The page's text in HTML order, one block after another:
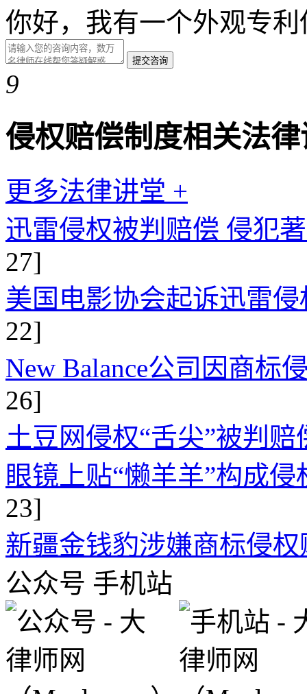
你好，我有一个外观专
提交咨询
9
侵权赔偿制度相关法
更多法律讲堂 +
迅雷侵权被判赔偿 侵犯
27]
美国电影协会起诉迅雷
22]
New Balance公司因商标
26]
土豆网侵权“舌尖”被判赔
眼镜上贴“懒羊羊”构成
23]
新疆金钱豹涉嫌商标侵权
公众号 手机站